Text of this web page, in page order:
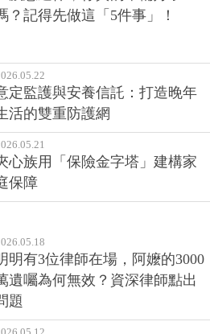
歲想退休，你真的準備好了
定監護與安養信託：打造晚年
活的雙重防護網
心族用「保險金字塔」建構家
保障
明有3位律師在場，阿嬤的3000
遺囑為何無效？資深律師點出
題